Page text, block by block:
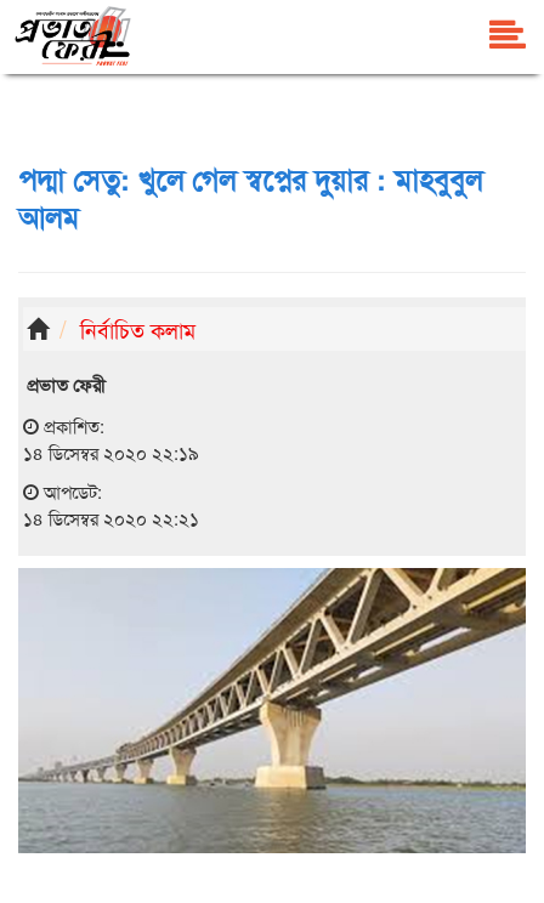
পদ্মা সেতু: খুলে গেল স্বপ্নের দুয়ার : মাহবুবুল
আলম
নির্বাচিত কলাম
প্রভাত ফেরী
প্রকাশিত:
১৪ ডিসেম্বর ২০২০ ২২:১৯
আপডেট:
১৪ ডিসেম্বর ২০২০ ২২:২১